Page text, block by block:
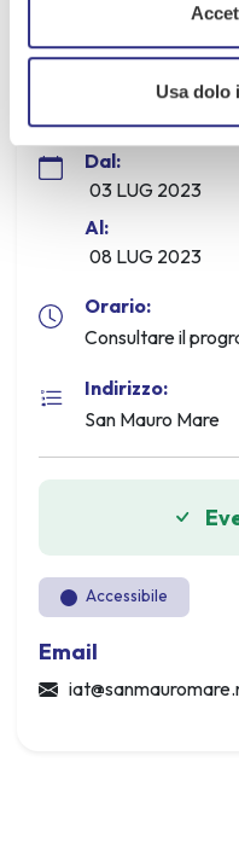
Usa dolo
Informazioni
Dal:
03 LUG 2023
Al:
08 LUG 2023
Orario:
Consultare il
Indirizzo:
San Mauro Mare
Accessibile
Email